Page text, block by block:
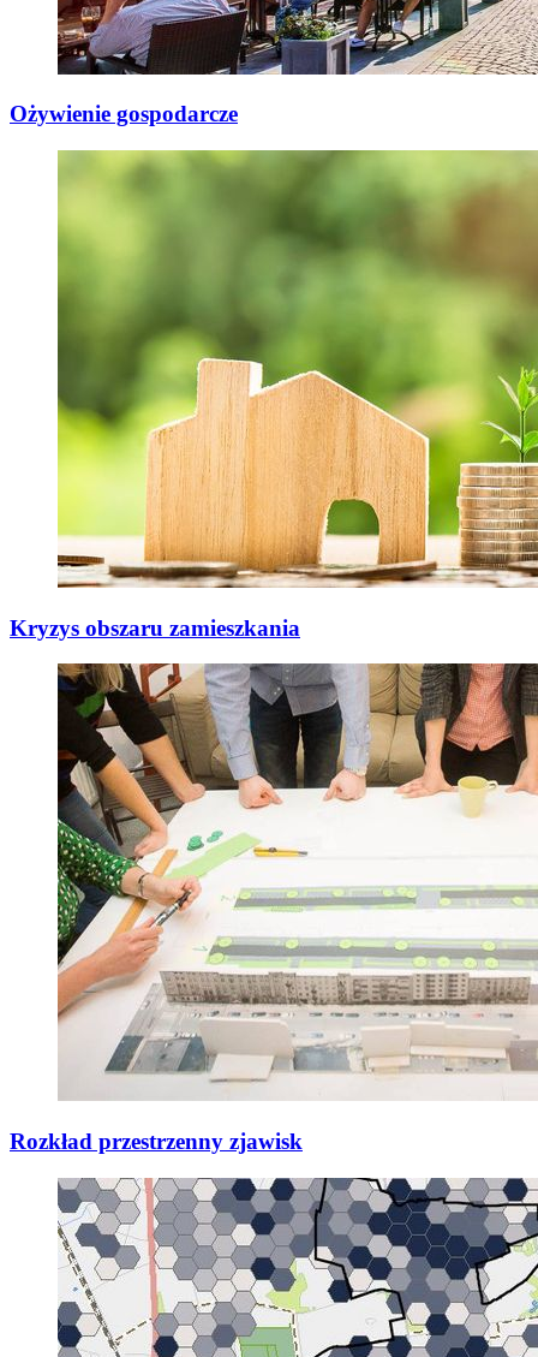
Ożywienie gospodarcze
Kryzys obszaru zamieszkania
Rozkład przestrzenny zjawisk